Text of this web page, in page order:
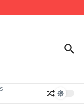
en especial de DNEWS